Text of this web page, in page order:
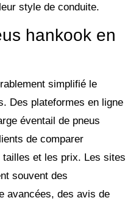
style de conduite.
hankook en
simplifié le
Des plateformes en ligne
éventail de pneus
de comparer
et les prix. Les sites
souvent des
avancées, des avis de